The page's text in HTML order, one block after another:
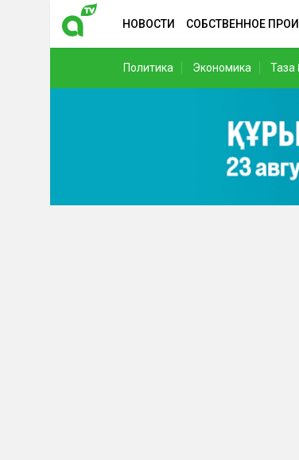
НОВОСТИ СОБСТВЕННОЕ
Политика Экономика Таза